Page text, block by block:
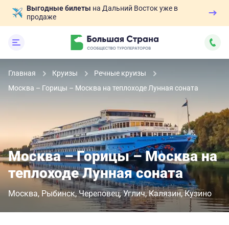
Выгодные билеты на Дальний Восток уже в
продаже
Главная Круизы
Речные круизы
Москва – Горицы – Москва на теплоходе Лунная соната
Москва – Горицы – Москва на
теплоходе Лунная соната
Москва Рыбинск Череповец Углич Калязин Кузино